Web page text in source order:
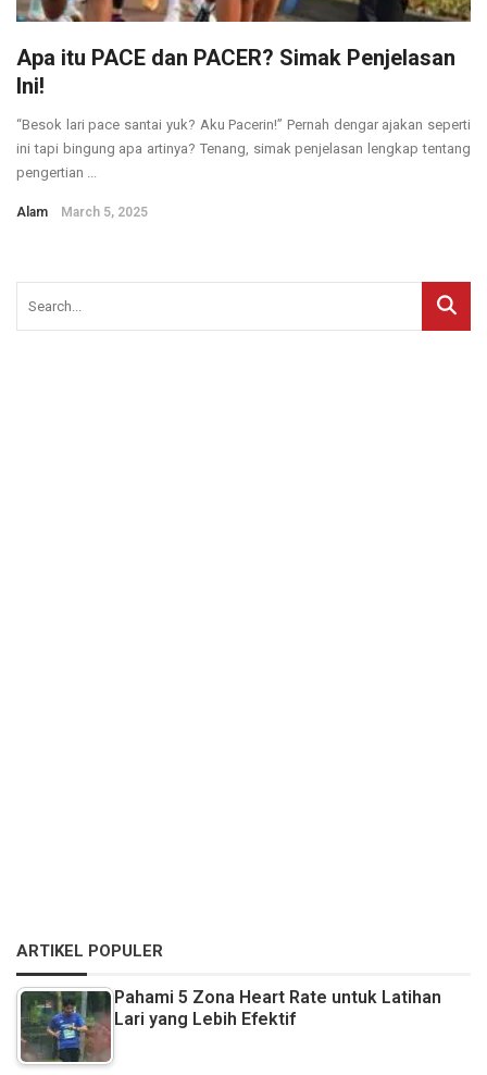
Apa itu PACE dan PACER? Simak Penjelasan
Ini!
“Besok lari pace santai yuk? Aku Pacerin!” Pernah dengar ajakan seperti
ini tapi bingung apa artinya? Tenang, simak penjelasan lengkap tentang
pengertian ...
Alam March 5, 2025
ARTIKEL POPULER
Pahami 5 Zona Heart Rate untuk Latihan
Lari yang Lebih Efektif